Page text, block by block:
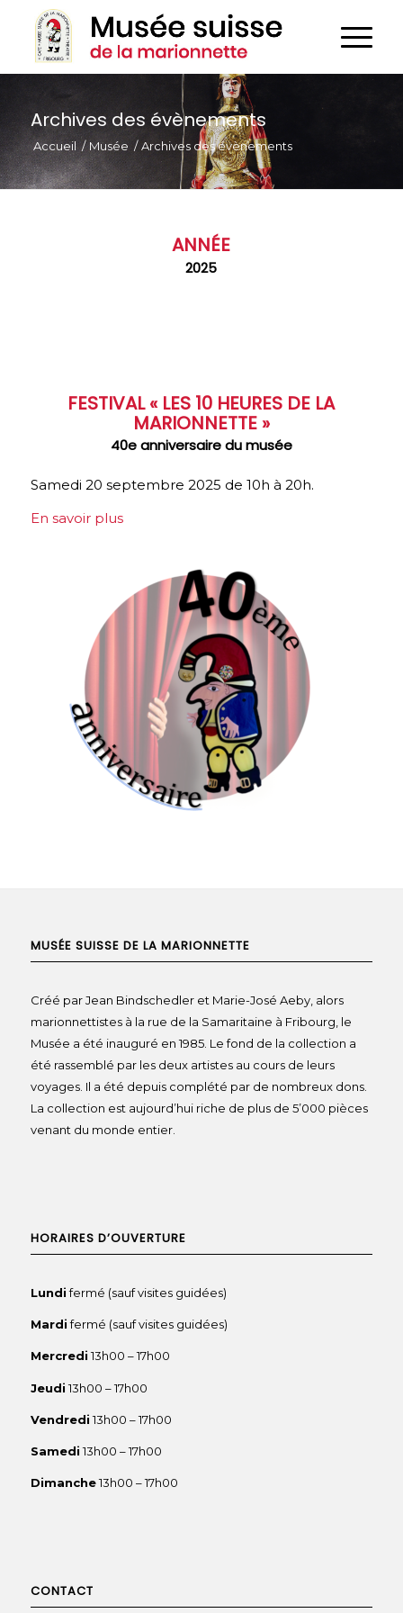
Archives des évènements
Accueil / Musée / Archives des évènements
ANNÉE
2025
FESTIVAL « LES 10 HEURES DE LA
MARIONNETTE »
40e anniversaire du musée
Samedi 20 septembre 2025 de 10h à 20h.
En savoir plus
MUSÉE SUISSE DE LA MARIONNETTE
Créé par Jean Bindschedler et Marie-José Aeby, alors
marionnettistes à la rue de la Samaritaine à Fribourg, le
Musée a été inauguré en 1985. Le fond de la collection a
été rassemblé par les deux artistes au cours de leurs
voyages. Il a été depuis complété par de nombreux dons.
La collection est aujourd’hui riche de plus de 5’000 pièces
venant du monde entier.
HORAIRES D’OUVERTURE
Lundifermé (sauf visites guidées)
Mardifermé (sauf visites guidées)
Mercredi13h00 – 17h00
Jeudi13h00 – 17h00
Vendredi13h00 – 17h00
Samedi13h00 – 17h00
Dimanche13h00 – 17h00
CONTACT